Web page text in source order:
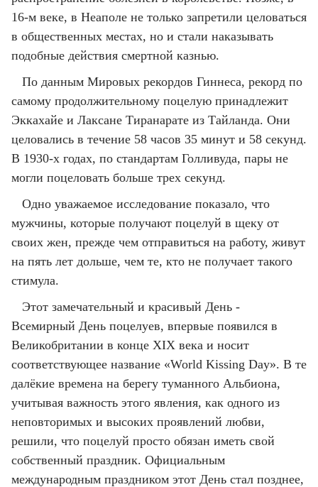
16-м веке, в Неаполе не только запретили целоваться
в общественных местах, но и стали наказывать
подобные действия смертной казнью.
По данным Мировых рекордов Гиннеса, рекорд по
самому продолжительному поцелую принадлежит
Эккахайе и Лаксане Тиранарате из Тайланда. Они
целовались в течение 58 часов 35 минут и 58 секунд.
В 1930-х годах, по стандартам Голливуда, пары не
могли поцеловать больше трех секунд.
Одно уважаемое исследование показало, что
мужчины, которые получают поцелуй в щеку от
своих жен, прежде чем отправиться на работу, живут
на пять лет дольше, чем те, кто не получает такого
стимула.
Этот замечательный и красивый День -
Всемирный День поцелуев, впервые появился в
Великобритании в конце XIX века и носит
соответствующее название «World Kissing Day». В те
далёкие времена на берегу туманного Альбиона,
учитывая важность этого явления, как одного из
неповторимых и высоких проявлений любви,
решили, что поцелуй просто обязан иметь свой
собственный праздник. Официальным
международным праздником этот День стал позднее,